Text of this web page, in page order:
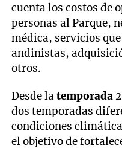
cuenta los costos de
personas al Parque,
médica, servicios
andinistas,
otros.
Desde latemporada
dos temporadas
condiciones
el objetivo de